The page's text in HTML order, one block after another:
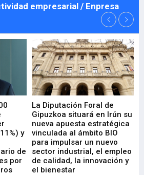
empresarial / Enpresa
y
de
por
La Diputación Foral de
Gipuzkoa situará en Irún su
nueva apuesta estratégica
vinculada al ámbito BIO
para impulsar un nuevo
sector industrial, el empleo
de calidad, la innovación y
el bienestar